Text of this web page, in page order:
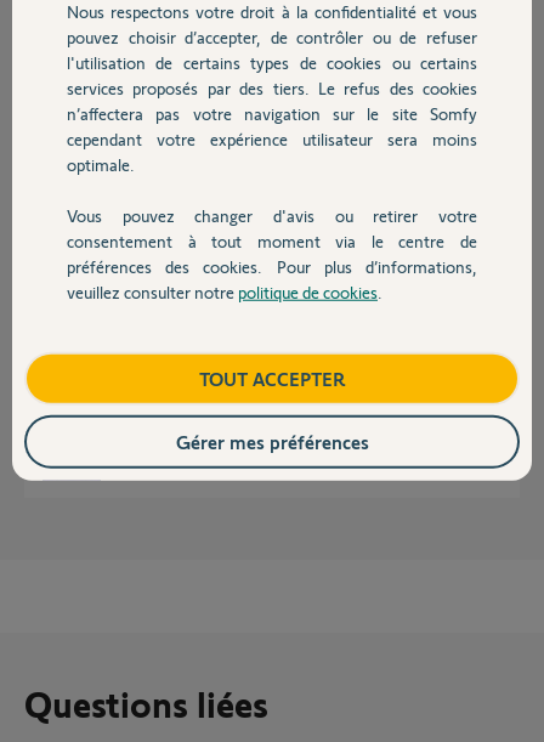
Chauffage
Autres produits
Devis avec un pro
Contact
BERNARD D.
Participer au fil de discussion
Réponses
Bonsoir
Réinitialisez le
il y a 3 mois
Questions liées
Nous respectons votre droit à la confidentialité et vous
pouvez choisir d’accepter, de contrôler ou de refuser
l'utilisation de certains types de cookies ou certains
services proposés par des tiers. Le refus des cookies
n’affectera pas votre navigation sur le site Somfy
cependant votre expérience utilisateur sera moins
optimale.
Vous pouvez changer d'avis ou retirer votre
consentement à tout moment via le centre de
préférences des cookies. Pour plus d’informations,
veuillez consulter notre politique de cookies
TOUT ACCEPTER
Gérer mes préférences